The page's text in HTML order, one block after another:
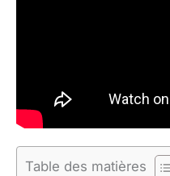
Table des matières